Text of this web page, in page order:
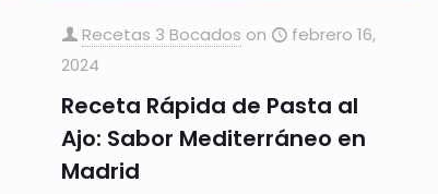
Recetas 3 Bocados on
febrero 16,
2024
Receta Rápida de Pasta al
Ajo: Sabor Mediterráneo en
Madrid